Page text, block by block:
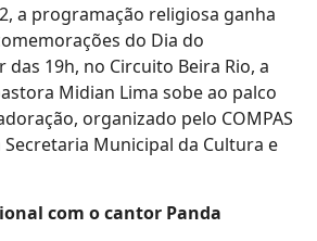
a programação religiosa ganha
do Dia do
das 19h, no Circuito Beira Rio, a
Midian Lima sobe ao palco
organizado pelo COMPAS
Municipal da Cultura e
com o cantor Panda